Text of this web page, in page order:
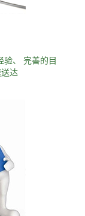
验、 完善的目
达